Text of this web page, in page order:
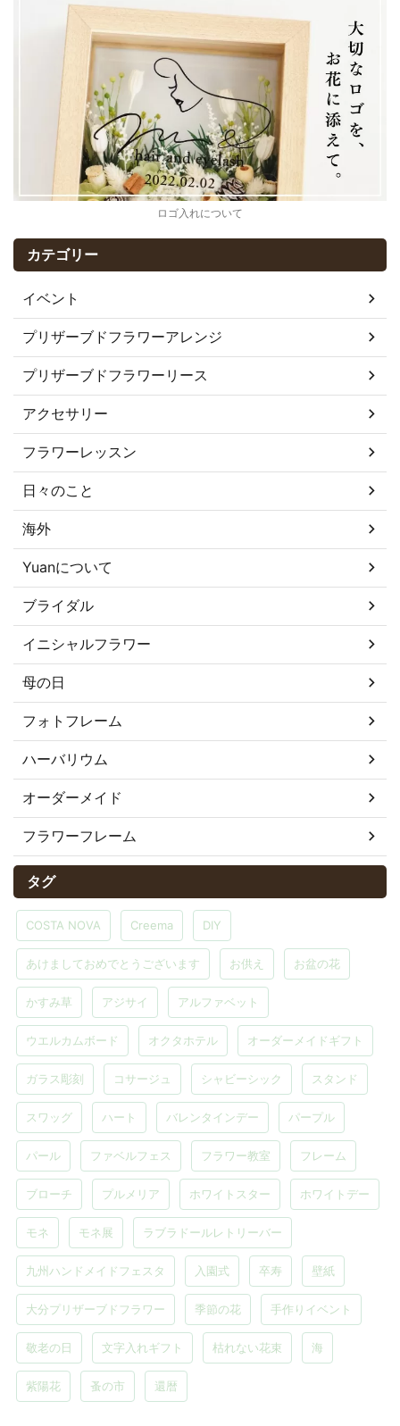
ロゴ入れについて
カテゴリー
イベント
プリザーブドフラワーアレンジ
プリザーブドフラワーリース
アクセサリー
フラワーレッスン
日々のこと
海外
Yuanについて
ブライダル
イニシャルフラワー
母の日
フォトフレーム
ハーバリウム
オーダーメイド
フラワーフレーム
タグ
COSTA NOVA Creema DIY
あけましておめでとうございます お供え お盆の花
かすみ草 アジサイ アルファベット
ウエルカムボード オクタホテル オーダーメイドギフト
ガラス彫刻 コサージュ シャビーシック スタンド
スワッグ ハート バレンタインデー パープル
パール ファベルフェス フラワー教室 フレーム
ブローチ プルメリア ホワイトスター ホワイトデー
モネ モネ展 ラブラドールレトリーバー
九州ハンドメイドフェスタ 入園式 卒寿 壁紙
大分プリザーブドフラワー 季節の花 手作りイベント
敬老の日 文字入れギフト 枯れない花束 海
紫陽花 蚤の市 還暦